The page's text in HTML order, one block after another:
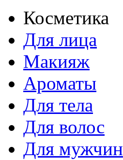
Косметика
Для лица
Макияж
Ароматы
Для тела
Для волос
Для мужчин